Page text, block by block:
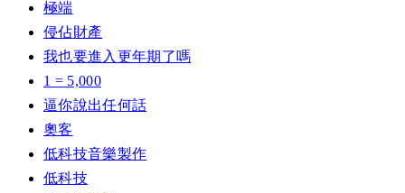
極端
侵佔財產
我也要進入更年期了嗎
1 = 5,000
逼你說出任何話
奧客
低科技音樂製作
低科技